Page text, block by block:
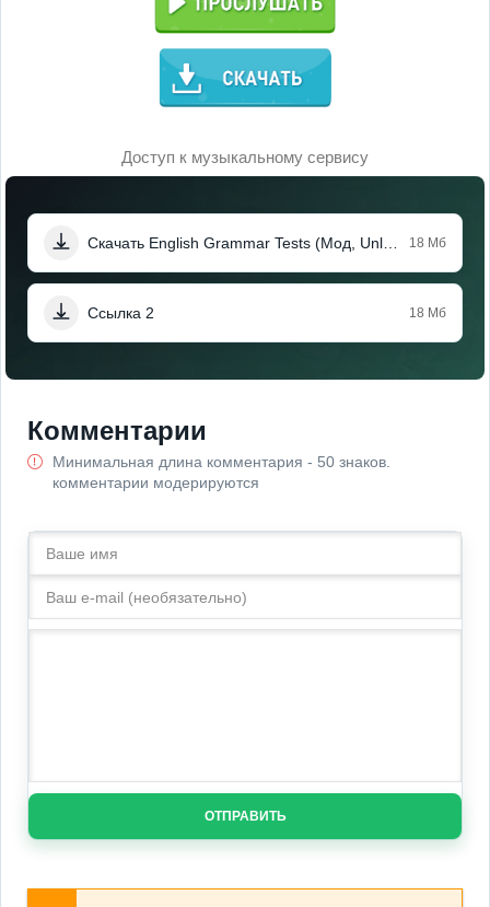
Доступ к музыкальному сервису
18 Мб
Ссылка 2 18 Мб
Комментарии
Минимальная длина комментария - 50 знаков.
комментарии модерируются
ОТПРАВИТЬ